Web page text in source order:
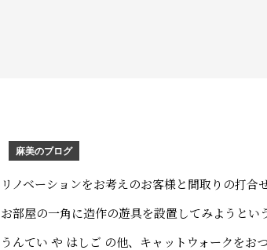
麻美のブログ
リノベーションをお考えのお客様と間取りの打合
お部屋の一角に造作の遊具を設置してみようとい
うんてい や はしご の他、キャットウォークをお